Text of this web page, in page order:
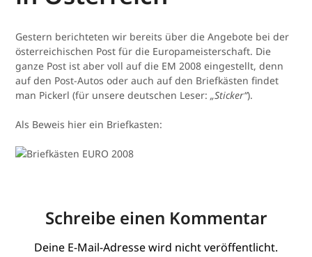
Gestern berichteten wir bereits über die Angebote bei der
österreichischen Post für die Europameisterschaft. Die
ganze Post ist aber voll auf die EM 2008 eingestellt, denn
auf den Post-Autos oder auch auf den Briefkästen findet
man Pickerl (für unsere deutschen Leser:„Sticker“).
Als Beweis hier ein Briefkasten:
Schreibe einen Kommentar
Deine E-Mail-Adresse wird nicht veröffentlicht.